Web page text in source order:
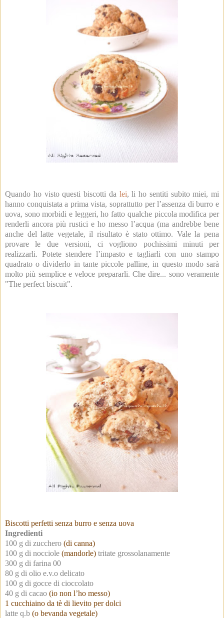
Quando ho visto questi biscotti da lei, li ho sentiti subito miei, mi
hanno conquistata a prima vista, soprattutto per l’assenza di burro e
uova, sono morbidi e leggeri, ho fatto qualche piccola modifica per
renderli ancora più rustici e ho messo l’acqua (ma andrebbe bene
anche del latte vegetale, il risultato è stato ottimo. Vale la pena
provare le due versioni, ci vogliono pochissimi minuti per
realizzarli. Potete stendere l’impasto e tagliarli con uno stampo
quadrato o dividerlo in tante piccole palline, in questo modo sarà
molto più semplice e veloce prepararli. Che dire... sono veramente
"The perfect biscuit".
Biscotti perfetti senza burro e senza uova
Ingredienti
100 g di zucchero (di canna)
100 g di nocciole (mandorle) tritate grossolanamente
300 g di farina 00
80 g di olio e.v.o delicato
100 g di gocce di cioccolato
40 g di cacao (io non l’ho messo)
1 cucchiaino da tè di lievito per dolci
latte q.b (o bevanda vegetale)